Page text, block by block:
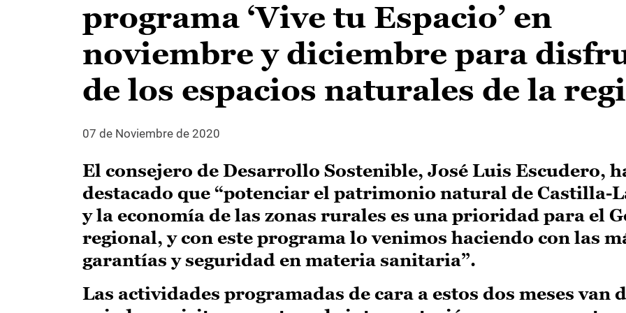
programa ‘Vive tu Espacio’ en
noviembre y diciembre para
de los espacios naturales de la
07 de Noviembre de 2020
El consejero de Desarrollo Sostenible, José Luis Escudero,
destacado que “potenciar el patrimonio natural de Castilla-
y la economía de las zonas rurales es una prioridad para el
regional, y con este programa lo venimos haciendo con las
garantías y seguridad en materia sanitaria”.
Las actividades programadas de cara a estos dos meses van